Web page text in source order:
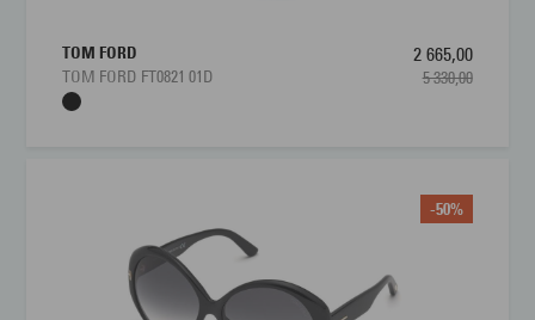
TOM FORD
TOM FORD FT0821 01D
2 665,00
5 330,00
-50%